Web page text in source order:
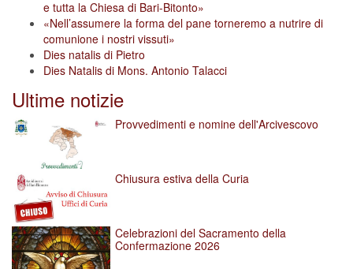
e tutta la Chiesa di Bari-Bitonto»
«Nell’assumere la forma del pane torneremo a nutrire di
comunione i nostri vissuti»
Dies natalis di Pietro
Dies Natalis di Mons. Antonio Talacci
Ultime notizie
Provvedimenti e nomine dell'Arcivescovo
Chiusura estiva della Curia
Celebrazioni del Sacramento della
Confermazione 2026